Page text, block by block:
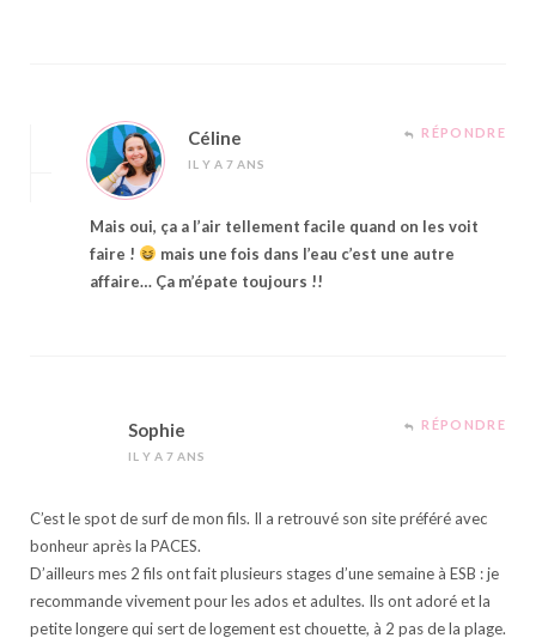
Céline
IL Y A 7 ANS
RÉPONDRE
Mais oui, ça a l’air tellement facile quand on les voit
faire !
mais une fois dans l’eau c’est une autre
affaire… Ça m’épate toujours !!
Sophie
IL Y A 7 ANS
RÉPONDRE
C’est le spot de surf de mon fils. Il a retrouvé son site préféré avec
bonheur après la PACES.
D’ailleurs mes 2 fils ont fait plusieurs stages d’une semaine à ESB : je
recommande vivement pour les ados et adultes. Ils ont adoré et la
petite longere qui sert de logement est chouette, à 2 pas de la plage.